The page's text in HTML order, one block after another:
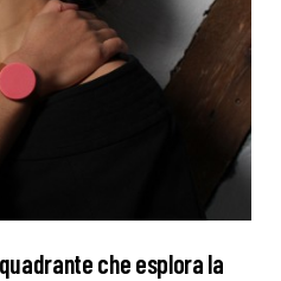
che esplora la